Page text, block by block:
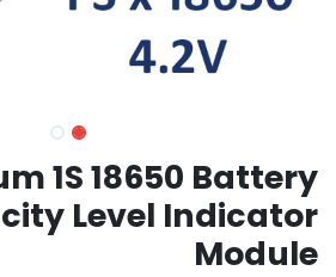
1S 18650 Battery
Level Indicator
Module